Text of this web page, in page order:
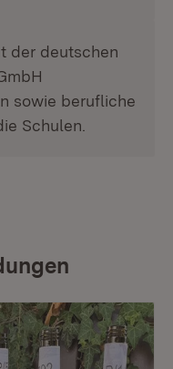
der deutschen
sowie berufliche
Schulen.